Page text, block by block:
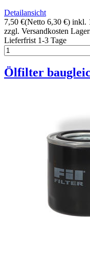
Detailansicht
7,50 €(Netto 6,30 €) inkl.
zzgl. Versandkosten
Lieferfrist 1-3 Tage
Ölfilter